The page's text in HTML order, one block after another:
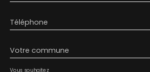
Téléphone
Votre commune
Vous souhaitez